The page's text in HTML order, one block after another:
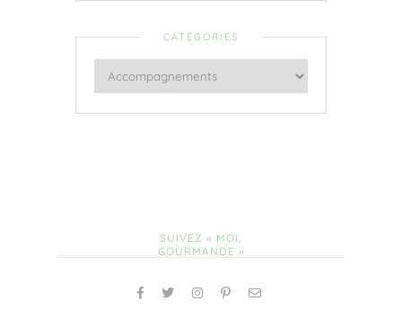
CATÉGORIES
SUIVEZ « MOI,
GOURMANDE »